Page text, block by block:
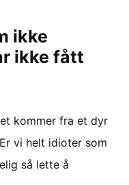
ikke
ikke fått
kommer fra et dyr
vi helt idioter som
så lette å